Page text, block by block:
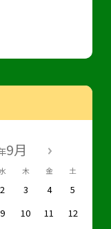
9月
木 金 土
2 3 4
5
9 10 11
12